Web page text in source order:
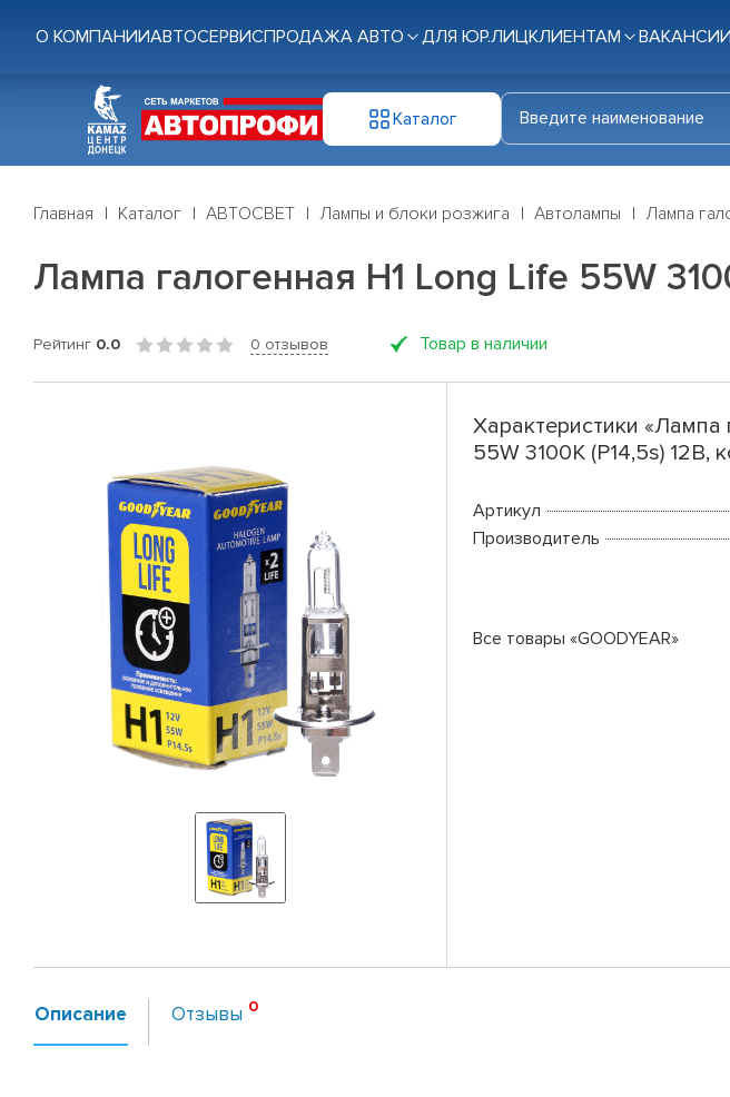
О КОМПАНИИАВТОСЕРВИСПРОДАЖА АВТО ДЛЯ ЮР.ЛИЦКЛИЕНТАМ ВАКАНСИИ
Каталог
Главная Каталог АВТОСВЕТ Лампы и блоки розжига Автолампы Лампа
Лампа галогенная H1 Long Life 55W
Рейтинг 0.0 0 отзывов Товар в наличии
Характеристики «Лампа
55W 3100K (P14,5s) 12В,
Артикул
Производитель
Все товары «GOODYEAR»
Описание Отзывы